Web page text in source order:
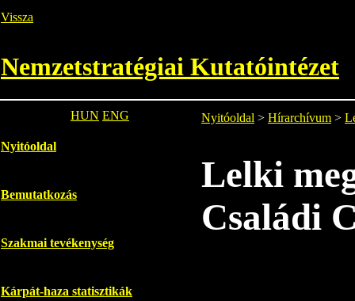
Vissza
Nemzetstratégiai Kutatóintézet
HUN ENG
Nyitóoldal
Bemutatkozás
Szakmai tevékenység
Kárpát-haza statisztikák
Nyitóoldal > Hírarchívum >
Lelki
Családi